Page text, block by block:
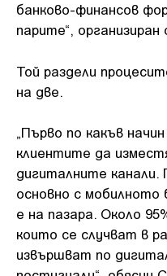
банково-финансов
парите“,
Той раздели
на две.
„Първо по какъв
клиентите да
дигиталните канали.
основно с мобилното
е на пазара. Около
които се случват в
извършват по